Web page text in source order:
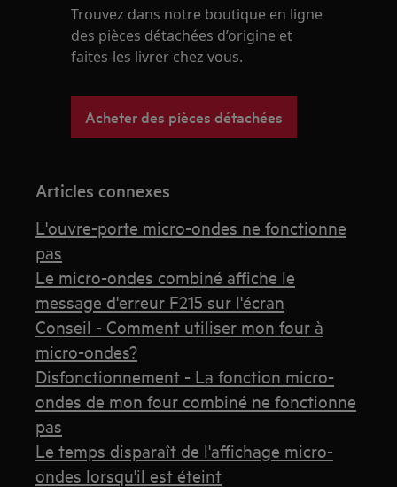
Trouvez dans notre boutique en ligne
des pièces détachées d’origine et
faites-les livrer chez vous.
Acheter des pièces détachées
Articles connexes
L'ouvre-porte micro-ondes ne fonctionne
pas
Le micro-ondes combiné affiche le
message d'erreur F215 sur l'écran
Conseil - Comment utiliser mon four à
micro-ondes?
Disfonctionnement - La fonction micro-
ondes de mon four combiné ne fonctionne
pas
Le temps disparaît de l'affichage micro-
ondes lorsqu'il est éteint